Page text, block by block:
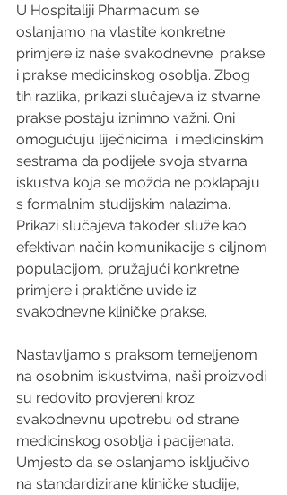
U Hospitaliji Pharmacum se
oslanjamo na vlastite konkretne
primjere iz naše svakodnevne  prakse
i prakse medicinskog osoblja. Zbog
tih razlika, prikazi slučajeva iz stvarne
prakse postaju iznimno važni. Oni
omogućuju liječnicima  i medicinskim
sestrama da podijele svoja stvarna
iskustva koja se možda ne poklapaju
s formalnim studijskim nalazima.
Prikazi slučajeva također služe kao
efektivan način komunikacije s ciljnom
populacijom, pružajući konkretne
primjere i praktične uvide iz
svakodnevne kliničke prakse.
Nastavljamo s praksom temeljenom
na osobnim iskustvima, naši proizvodi
su redovito provjereni kroz
svakodnevnu upotrebu od strane
medicinskog osoblja i pacijenata.
Umjesto da se oslanjamo isključivo
na standardizirane kliničke studije,